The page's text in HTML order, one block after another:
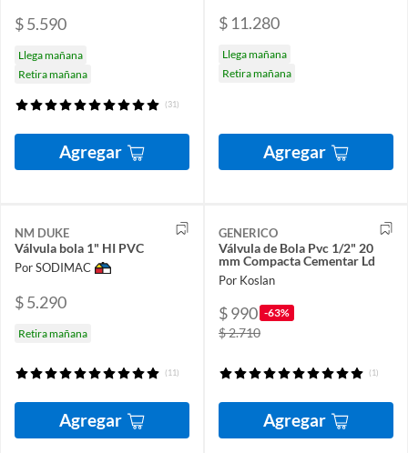
$ 5.590
Llega mañana
Retira mañana
(31)
Agregar
$ 11.280
Llega mañana
Retira mañana
Agregar
NM DUKE
Válvula bola 1" HI PVC
Por SODIMAC
$ 5.290
Retira mañana
(11)
Agregar
GENERICO
Válvula de Bola Pvc 1/2" 20
mm Compacta Cementar Ld
Por Koslan
$ 990 -63%
$ 2.710
(1)
Agregar